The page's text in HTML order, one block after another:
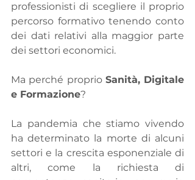
professionisti di scegliere il proprio
percorso formativo tenendo conto
dei dati relativi alla maggior parte
dei settori economici.
Ma perché proprio Sanità, Digitale
e Formazione?
La pandemia che stiamo vivendo
ha determinato la morte di alcuni
settori e la crescita esponenziale di
altri, come la richiesta di